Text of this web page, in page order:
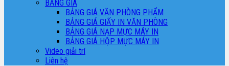
BẢNG GIÁ
BẢNG GIÁ VĂN PHÒNG PHẨM
BẢNG GIÁ GIẤY IN VĂN PHÒNG
BẢNG GIÁ NẠP MỰC MÁY IN
BẢNG GIÁ HỘP MỰC MÁY IN
Video giải trí
Liên hệ